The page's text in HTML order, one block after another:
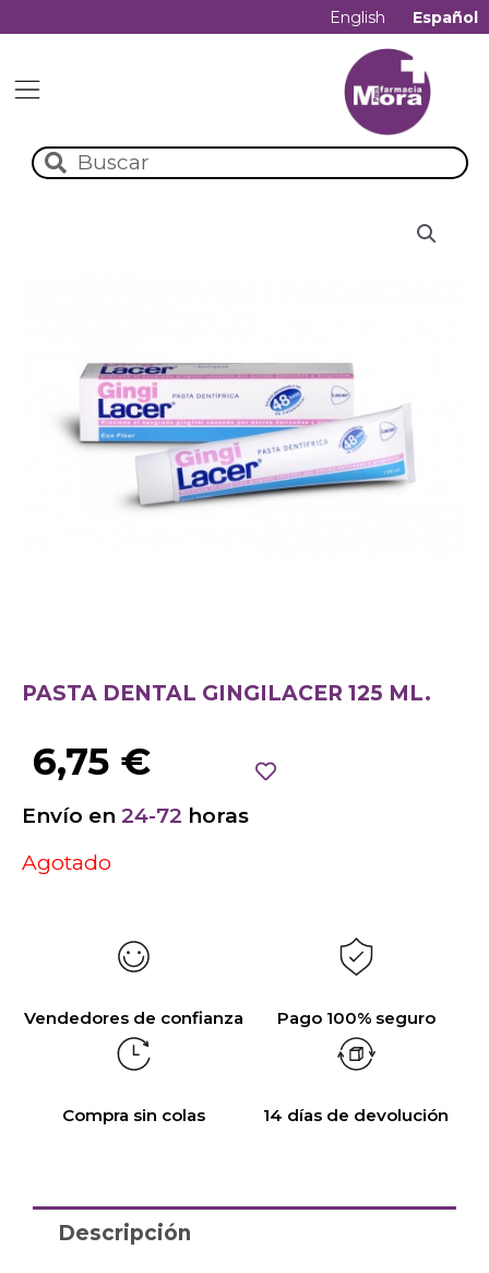
English Español
PASTA DENTAL GINGILACER 125 ML.
6,75 €
Envío en 24-72 horas
Agotado
Vendedores de confianza Pago 100% seguro
Compra sin colas 14 días de devolución
Descripción